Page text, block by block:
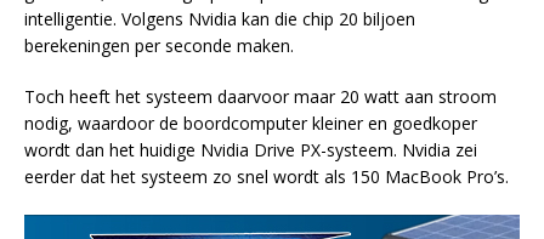
intelligentie. Volgens Nvidia kan die chip 20 biljoen
berekeningen per seconde maken.
Toch heeft het systeem daarvoor maar 20 watt aan stroom
nodig, waardoor de boordcomputer kleiner en goedkoper
wordt dan het huidige Nvidia Drive PX-systeem. Nvidia zei
eerder dat het systeem zo snel wordt als 150 MacBook Pro’s.